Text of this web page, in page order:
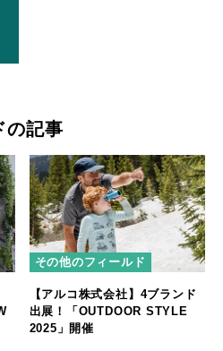
の記事
その他のフィールド
【アルコ株式会社】4ブランド
出展！「OUTDOOR STYLE
2025」開催